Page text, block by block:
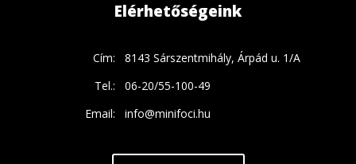
Elérhetőségeink
Cím:
8143 Sárszentmihály, Árpád u. 1/A
Tel.:
06-20/55-100-49
Email:
info@minifoci.hu